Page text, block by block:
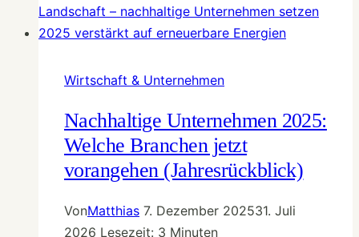
Wirtschaft & Unternehmen
Nachhaltige Unternehmen 2025:
Welche Branchen jetzt
vorangehen (Jahresrückblick)
VonMatthias 7. Dezember 202531. Juli
2026 Lesezeit: 3 Minuten